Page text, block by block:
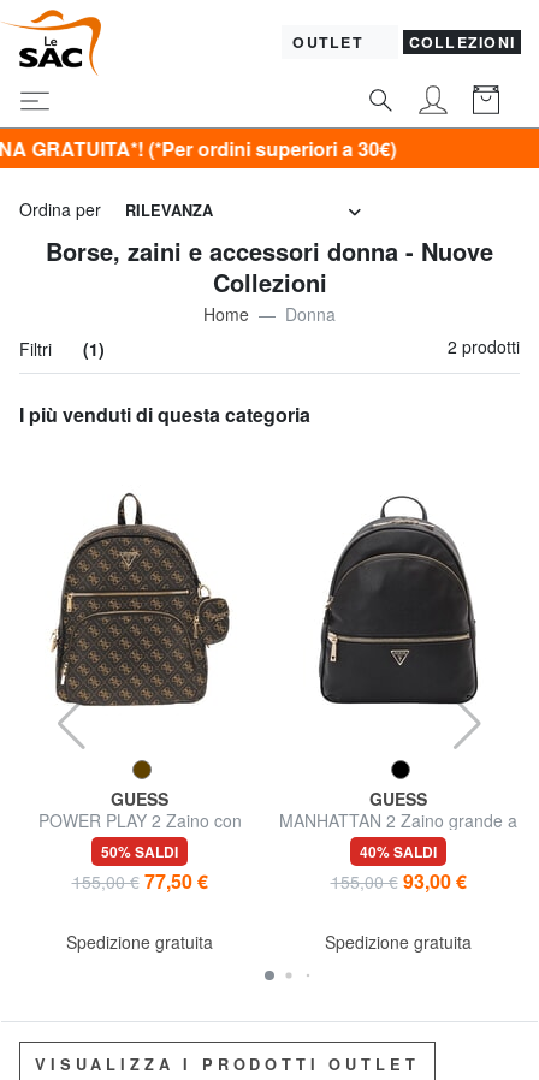
OUTLET COLLEZIONI
(*Per ordini superiori a 30€)
Ordina per RILEVANZA
Borse, zaini e accessori donna - Nuove
Collezioni
Home
Donna
Filtri
(1) 2 prodotti
I più venduti di questa categoria
GUESS
POWER PLAY 2 Zaino con
tasca e pouch
50% SALDI
155,00 € 77,50 €
Spedizione gratuita
GUESS
MANHATTAN 2 Zaino grande a
2 scomparti
40% SALDI
155,00 € 93,00 €
Spedizione gratuita
VISUALIZZA I PRODOTTI OUTLET